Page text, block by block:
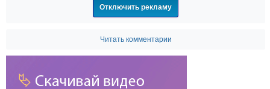
Отключить рекламу
Читать комментарии